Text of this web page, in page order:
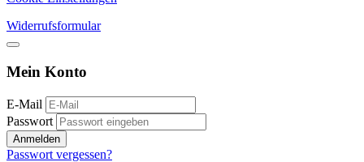
Widerrufsformular
Mein Konto
E-Mail
Passwort
Anmelden
Passwort vergessen?